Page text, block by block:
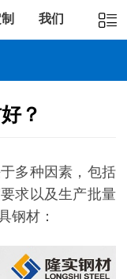
我们
？
多种因素，包括
求以及生产批量
钢材：